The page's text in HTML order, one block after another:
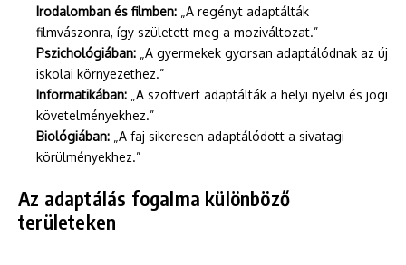
Irodalomban és filmben: „A regényt adaptálták
filmvászonra, így született meg a moziváltozat.”
Pszichológiában: „A gyermekek gyorsan adaptálódnak az új
iskolai környezethez.”
Informatikában: „A szoftvert adaptálták a helyi nyelvi és jogi
követelményekhez.”
Biológiában: „A faj sikeresen adaptálódott a sivatagi
körülményekhez.”
Az adaptálás fogalma különböző
területeken